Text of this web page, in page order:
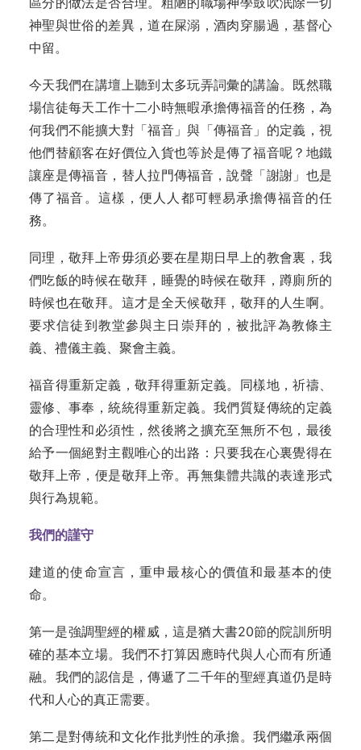
神聖與世俗的差異，道在屎溺，酒肉穿腸過，基督心
中留。
今天我們在講壇上聽到太多玩弄詞彙的講論。既然職
場信徒每天工作十二小時無暇承擔傳福音的任務，為
何我們不能擴大對「福音」與「傳福音」的定義，視
他們替顧客在好價位入貨也等於是傳了福音呢？地鐵
讓座是傳福音，替人拉門傳福音，說聲「謝謝」也是
傳了福音。這樣，便人人都可輕易承擔傳福音的任
務。
同理，敬拜上帝毋須必要在星期日早上的教會裏，我
們吃飯的時候在敬拜，睡覺的時候在敬拜，蹲廁所的
時候也在敬拜。這才是全天候敬拜，敬拜的人生啊。
要求信徒到教堂參與主日崇拜的，被批評為教條主
義、禮儀主義、聚會主義。
福音得重新定義，敬拜得重新定義。同樣地，祈禱、
靈修、事奉，統統得重新定義。我們質疑傳統的定義
的合理性和必須性，然後將之擴充至無所不包，最後
給予一個絕對主觀唯心的出路：只要我在心裏覺得在
敬拜上帝，便是敬拜上帝。再無集體共識的表達形式
與行為規範。
我們的謹守
建道的使命宣言，重申最核心的價值和最基本的使
命。
第一是強調聖經的權威，這是猶大書20節的院訓所明
確的基本立場。我們不打算因應時代與人心而有所通
融。我們的認信是，傳遞了二千年的聖經真道仍是時
代和人心的真正需要。
第二是對傳統和文化作批判性的承擔。我們繼承兩個